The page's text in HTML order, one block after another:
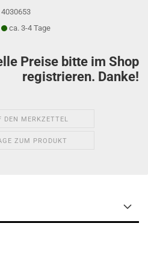
4030653
ca. 3-4 Tage
Preise bitte im Shop
registrieren. Danke!
DEN MERKZETTEL
ZUM PRODUKT